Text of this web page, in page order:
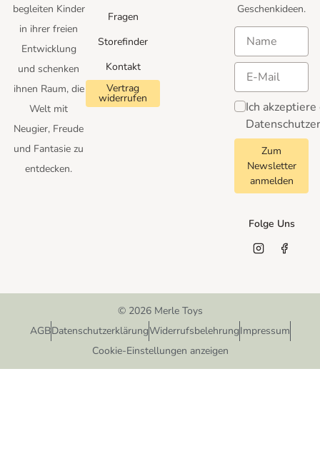
begleiten Kinder
in ihrer freien
Entwicklung
und schenken
ihnen Raum, die
Welt mit
Neugier, Freude
und Fantasie zu
entdecken.
Fragen
Storefinder
Kontakt
Vertrag
widerrufen
Geschenkideen.
Ich akzeptiere
Zum
Newsletter
anmelden
Folge Uns
© 2026 Merle Toys
AGBDatenschutzerklärungWiderrufsbelehrungImpressum
Cookie-Einstellungen anzeigen